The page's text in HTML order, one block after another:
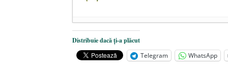
Dezvăluiri cutremurătoare despre
Statul care servește Națiunea - 21
Legea Vexler produce efecte.
Distribuie dacă ți-a plăcut
Telegram
WhatsApp